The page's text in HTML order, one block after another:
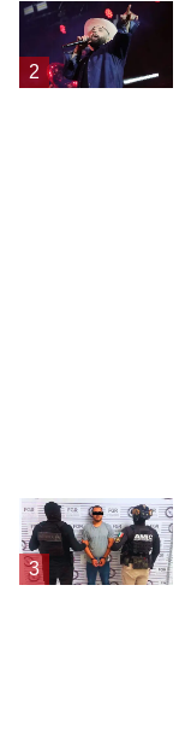
2
3